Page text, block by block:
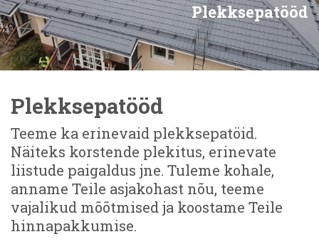
Plekksepatööd
Plekksepatööd
Teeme ka erinevaid plekksepatöid.
Näiteks korstende plekitus, erinevate
liistude paigaldus jne. Tuleme kohale,
anname Teile asjakohast nõu, teeme
vajalikud mõõtmised ja koostame Teile
hinnapakkumise.